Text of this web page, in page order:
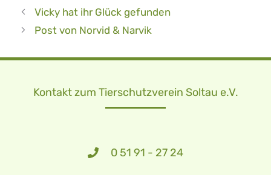
Vicky hat ihr Glück gefunden
Post von Norvid & Narvik
Kontakt zum Tierschutzverein Soltau e.V.
0 51 91 - 27 24